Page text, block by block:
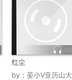
红尘
by： 晏小V亚历山大